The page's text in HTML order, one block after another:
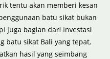
tentu akan memberi kesan
batu sikat bukan
juga bagian dari investasi
batu sikat Bali yang tepat,
hasil yang seimbang